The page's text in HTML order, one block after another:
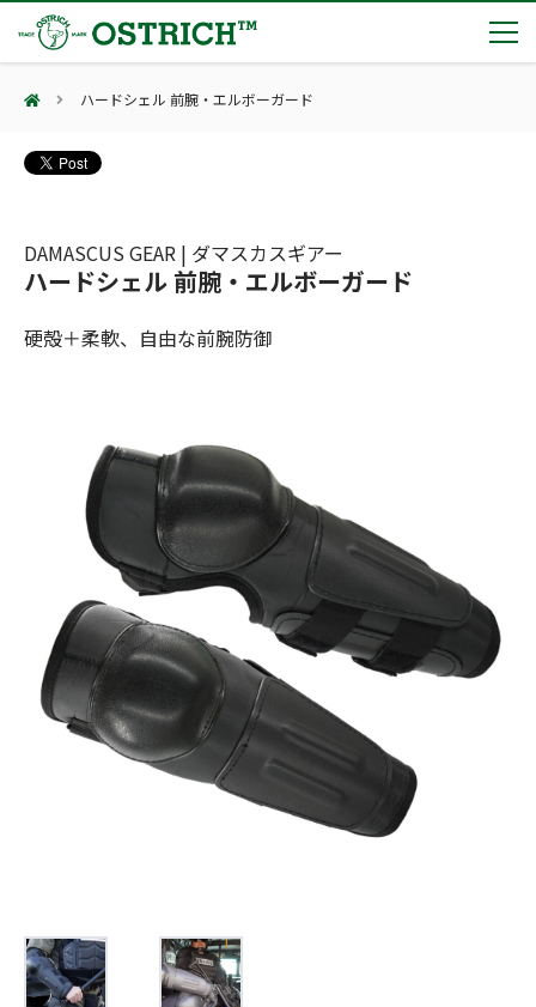
製品カテゴリー
輸血保冷庫
(Bear Avoidance)
防刃対策
(Cut Resistant)
止血・止血キット
(Massive Hemorrhage)
(Respiration)
循環管理
(Circulation)
低体温防止
(Hypothermia)
もっと見る
製品をキーワードで検索
夏季休業のお知らせ
第7回 地域×Tech東北 ご来場ありがとうございました！
ダマスカス製品カタログ（日本語版）
総合カタログ掲載のお知らせ
もっと見る
会社案内
会社案内
主な納入実績
採用情報
採用情報（外部サイトに移動します）
お問合せ
見積り
オンラインショップ
English 日本語
ハードシェル 前腕・エルボーガード
DAMASCUS GEAR | ダマスカスギアー
ハードシェル 前腕・エルボーガード
硬殻＋柔軟、自由な前腕防御